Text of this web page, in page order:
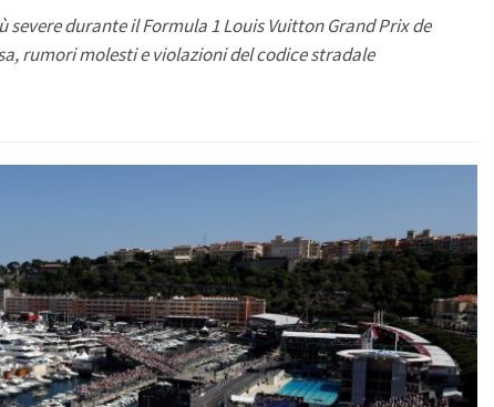
durante il Formula 1 Louis Vuitton Grand Prix de
rumori molesti e violazioni del codice stradale